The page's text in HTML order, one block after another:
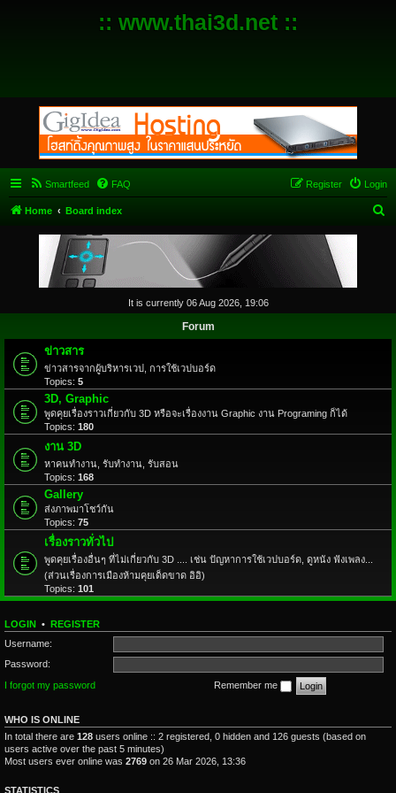
:: www.thai3d.net ::
Smartfeed FAQ Login
Register
Home Board index
h
It is currently 06 Aug 2026, 19:06
Forum
ข่าวสาร
ข่าวสารจากผู้บริหารเวป, การใช้เวปบอร์ด
Topics: 5
3D, Graphic
พูดคุยเรื่องราวเกี่ยวกับ 3D หรือจะเรื่องงาน Graphic งาน Programing ก็ได้
Topics: 180
งาน 3D
หาคนทำงาน, รับทำงาน, รับสอน
Topics: 168
Gallery
ส่งภาพมาโชว์กัน
Topics: 75
เรื่องราวทั่วไป
พูดคุยเรื่องอื่นๆ ที่ไม่เกี่ยวกับ 3D .... เช่น ปัญหาการใช้เวปบอร์ด, ดูหนัง ฟังเพลง...
(ส่วนเรื่องการเมืองห้ามคุยเด็ดขาด อิอิ)
Topics: 101
LOGIN • REGISTER
Username:
Password:
I forgot my password
Remember me
WHO IS ONLINE
In total there are 128 users online :: 2 registered, 0 hidden and 126 guests (based on
users active over the past 5 minutes)
Most users ever online was 2769 on 26 Mar 2026, 13:36
STATISTICS